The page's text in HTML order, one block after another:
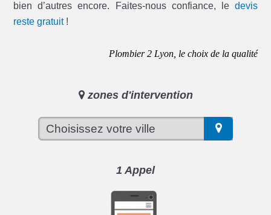
bien d’autres encore. Faites-nous confiance, le devis
reste gratuit!
Plombier 2 Lyon, le choix de la qualité
zones d'intervention
1 Appel